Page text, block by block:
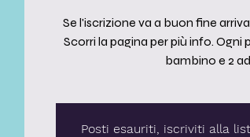
Se l'iscrizione va a buon fine
Scorri la pagina per più info. Ogni
bambino e 2
Posti esauriti, iscriviti alla